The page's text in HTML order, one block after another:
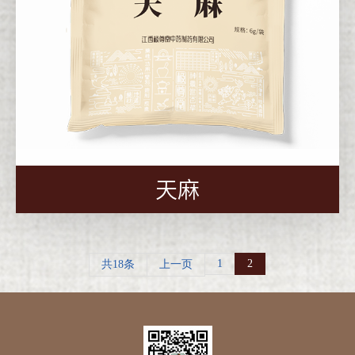
天麻
共18条 上一页 1 2